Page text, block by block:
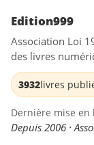
Edition999
Association Loi
des livres
3932livres
Dernière mise en
Depuis 2006 ·